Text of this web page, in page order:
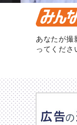
あなたが撮
ってくださ